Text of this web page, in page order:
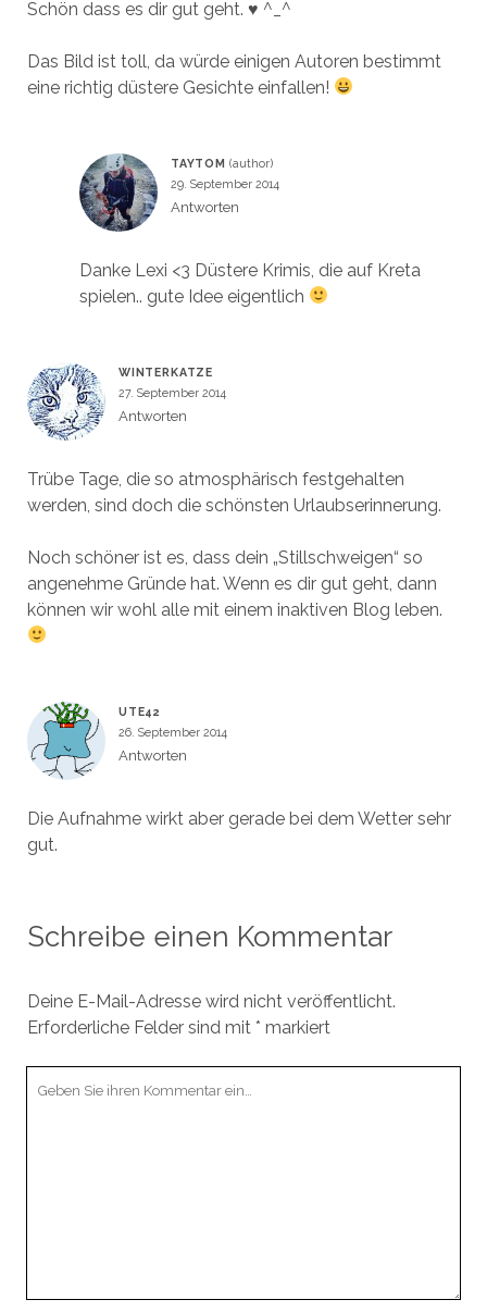
Schön dass es dir gut geht. ♥ ^_^
Das Bild ist toll, da würde einigen Autoren bestimmt
eine richtig düstere Gesichte einfallen!
TAYTOM
29. September 2014
Antworten
Danke Lexi <3 Düstere Krimis, die auf Kreta
spielen.. gute Idee eigentlich
WINTERKATZE
27. September 2014
Antworten
Trübe Tage, die so atmosphärisch festgehalten
werden, sind doch die schönsten Urlaubserinnerung.
Noch schöner ist es, dass dein „Stillschweigen“ so
angenehme Gründe hat. Wenn es dir gut geht, dann
können wir wohl alle mit einem inaktiven Blog leben.
UTE42
26. September 2014
Antworten
Die Aufnahme wirkt aber gerade bei dem Wetter sehr
gut.
Schreibe einen Kommentar
Deine E-Mail-Adresse wird nicht veröffentlicht.
Erforderliche Felder sind mit * markiert